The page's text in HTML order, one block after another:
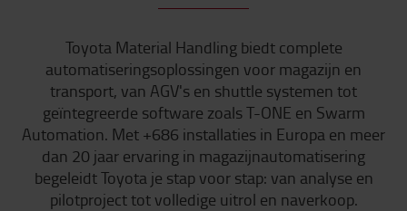
Toyota Material Handling biedt complete
automatiseringsoplossingen voor magazijn en
transport, van AGV's en shuttle systemen tot
geïntegreerde software zoals T-ONE en Swarm
Automation. Met +686 installaties in Europa en meer
dan 20 jaar ervaring in magazijnautomatisering
begeleidt Toyota je stap voor stap: van analyse en
pilotproject tot volledige uitrol en naverkoop.